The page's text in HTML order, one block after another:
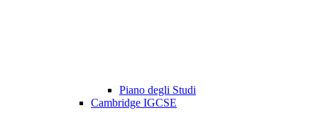
Piano degli Studi
Cambridge IGCSE